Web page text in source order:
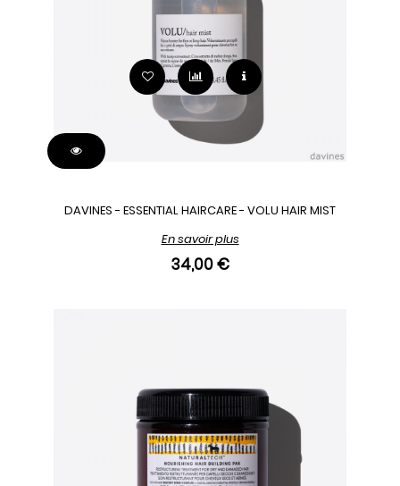
DAVINES - ESSENTIAL HAIRCARE - VOLU HAIR MIST
En savoir plus
34,00 €